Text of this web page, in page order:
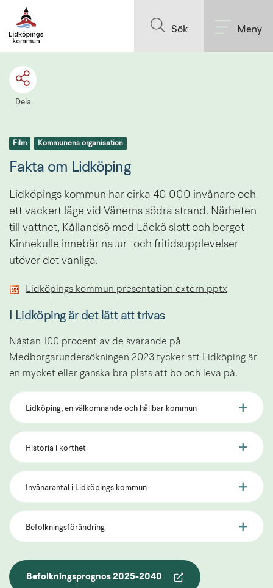
Sök Meny
Dela
Film Kommunens organisation
Fakta om Lidköping
Lidköpings kommun har cirka 40 000 invånare och
ett vackert läge vid Vänerns södra strand. Närheten
till vattnet, Kållandsö med Läckö slott och berget
Kinnekulle innebär natur- och fritidsupplevelser
utöver det vanliga.
Lidköpings kommun presentation extern.pptx
I Lidköping är det lätt att trivas
Nästan 100 procent av de svarande på
Medborgarundersökningen 2023 tycker att Lidköping är
en mycket eller ganska bra plats att bo och leva på.
Lidköping, en välkomnande och hållbar kommun
Historia i korthet
Invånarantal i Lidköpings kommun
Befolkningsförändring
Befolkningsprognos 2025-2040
pdf, 883.6 kB.